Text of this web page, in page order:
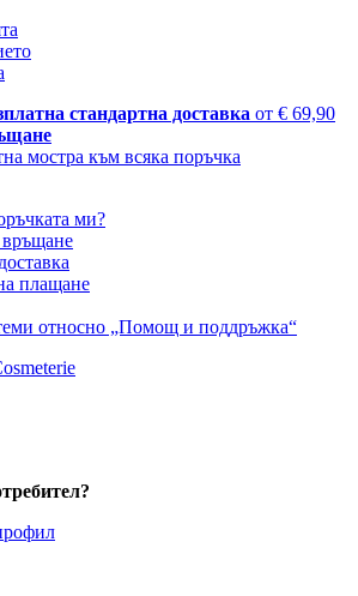
стандартна доставка от € 69,90
мостра към всяка поръчка
ми?
плащане
относно „Помощ и поддръжка“